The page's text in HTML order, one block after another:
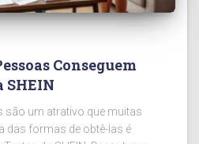
Conseguem
SHEIN
são um atrativo que muitas
das formas de obtê-las é